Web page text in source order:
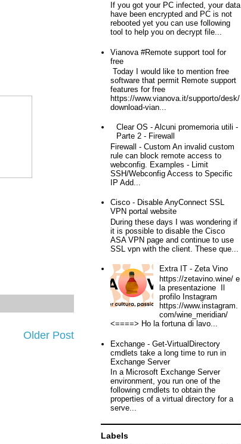
Older Post
If you got your PC infected, your data
have been encrypted and PC is not
rebooted yet you can use following
tool to help you on decrypt file...
Vianova #Remote support tool for
free
Today I would like to mention free
software that permit Remote support
features for free
https://www.vianova.it/supporto/desk/
download-vian...
Clear OS - Alcuni promemoria utili -
Parte 2 - Firewall
Firewall - Custom An invalid custom
rule can block remote access to
webconfig. Examples - Limit
SSH/Webconfig Access to Specific
IP Add...
Cisco - Disable AnyConnect SSL
VPN portal website
During these days I was wondering if
it is possible to disable the Cisco
ASA VPN page and continue to use
SSL vpn with the client. These que...
Extra IT - Zeta Vino
https://zetavino.wine/ e
la presentazione Il
profilo Instagram
https://www.instagram.
com/wine_meridian/
<====> Ho la fortuna di lavo...
Exchange - Get-VirtualDirectory
cmdlets take a long time to run in
Exchange Server
In a Microsoft Exchange Server
environment, you run one of the
following cmdlets to obtain the
properties of a virtual directory for a
serve...
Labels